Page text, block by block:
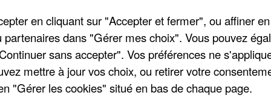
en cliquant sur "Accepter et fermer", ou affiner
partenaires dans "Gérer mes choix". Vous pouvez
sans accepter". Vos préférences ne
mettre à jour vos choix, ou retirer votre
"Gérer les cookies" situé en bas de chaque page.